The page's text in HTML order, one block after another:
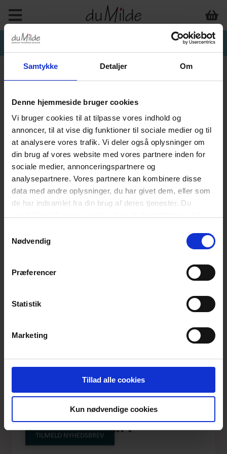
Samtykke Detaljer Om
Denne hjemmeside bruger cookies
Vi bruger cookies til at tilpasse vores indhold og
annoncer, til at vise dig funktioner til sociale medier og til
at analysere vores trafik. Vi deler også oplysninger om
din brug af vores website med vores partnere inden for
sociale medier, annonceringspartnere og
analysepartnere. Vores partnere kan kombinere disse
data med andre oplysninger, du har givet dem, eller som
de har indsamlet fra din brug af deres tjenester. Du
Nødvendig
Præferencer
Statistik
Marketing
Tillad alle cookies
Kun nødvendige cookies
HOPEFUL AND HAPPY
ETMAGNOLIA
Produktnummer: SS23-005
TILMELD NYHEDSBREV